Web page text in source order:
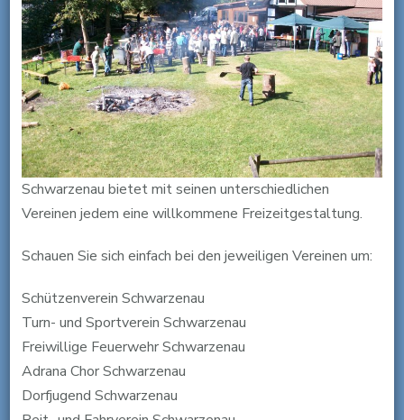
Schwarzenau bietet mit seinen unterschiedlichen
Vereinen jedem eine willkommene Freizeitgestaltung.
Schauen Sie sich einfach bei den jeweiligen Vereinen um:
Schützenverein Schwarzenau
Turn- und Sportverein Schwarzenau
Freiwillige Feuerwehr Schwarzenau
Adrana Chor Schwarzenau
Dorfjugend Schwarzenau